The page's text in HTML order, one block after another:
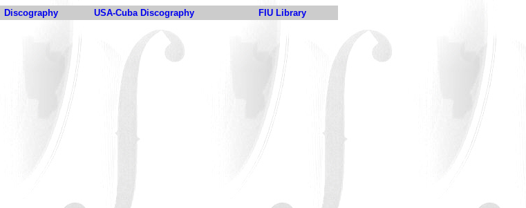
Discography USA-Cuba Discography FIU Library